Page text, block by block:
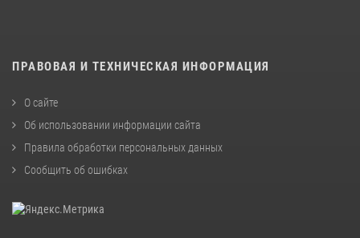
ПРАВОВАЯ И ТЕХНИЧЕСКАЯ ИНФОРМАЦИЯ
О сайте
Об использовании информации сайта
Правила обработки персональных данных
Сообщить об ошибках